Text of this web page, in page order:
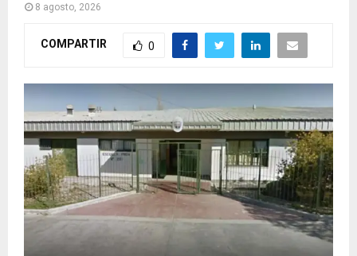
8 agosto, 2026
COMPARTIR 0